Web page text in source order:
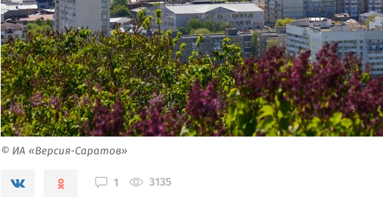
© ИА «Версия-Саратов»
1 3135